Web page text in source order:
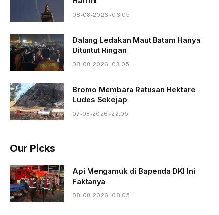
08-08-2026 - 06.05
Dalang Ledakan Maut Batam Hanya
Dituntut Ringan
08-08-2026 - 03.05
Bromo Membara Ratusan Hektare
Ludes Sekejap
07-08-2026 - 22.05
Our Picks
Api Mengamuk di Bapenda DKI Ini
Faktanya
08-08-2026 - 08.05